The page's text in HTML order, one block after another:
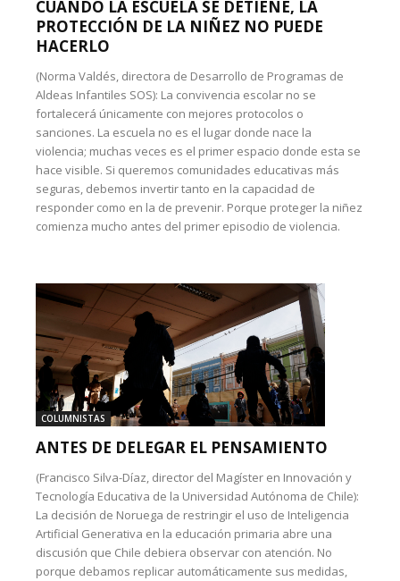
CUANDO LA ESCUELA SE DETIENE, LA
PROTECCIÓN DE LA NIÑEZ NO PUEDE
HACERLO
(Norma Valdés, directora de Desarrollo de Programas de
Aldeas Infantiles SOS): La convivencia escolar no se
fortalecerá únicamente con mejores protocolos o
sanciones. La escuela no es el lugar donde nace la
violencia; muchas veces es el primer espacio donde esta se
hace visible. Si queremos comunidades educativas más
seguras, debemos invertir tanto en la capacidad de
responder como en la de prevenir. Porque proteger la niñez
comienza mucho antes del primer episodio de violencia.
COLUMNISTAS
ANTES DE DELEGAR EL PENSAMIENTO
(Francisco Silva-Díaz, director del Magíster en Innovación y
Tecnología Educativa de la Universidad Autónoma de Chile):
La decisión de Noruega de restringir el uso de Inteligencia
Artificial Generativa en la educación primaria abre una
discusión que Chile debiera observar con atención. No
porque debamos replicar automáticamente sus medidas,